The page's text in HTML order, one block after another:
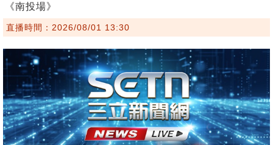
《南投場》
直播時間：2026/08/01 13:30